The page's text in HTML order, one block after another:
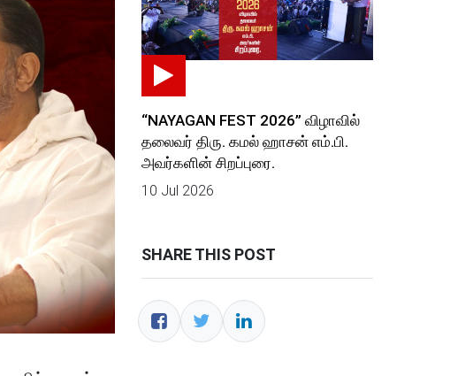
“NAYAGAN FEST 2026” விழாவில்
தலைவர் திரு. கமல் ஹாசன் எம்.பி.
அவர்களின் சிறப்புரை.
10 Jul 2026
SHARE THIS POST